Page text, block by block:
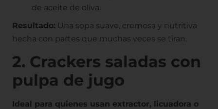
de aceite de oliva.
Resultado: Una sopa suave, cremosa y nutritiva
hecha con partes que muchas veces se tiran.
2. Crackers saladas con
pulpa de jugo
Ideal para quienes usan extractor, licuadora o